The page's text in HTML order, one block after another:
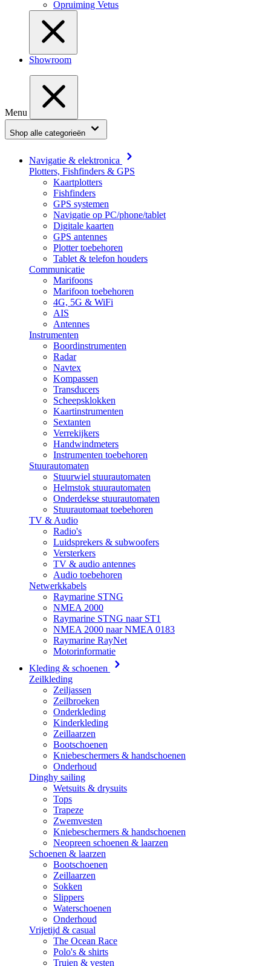
Opruiming Vetus
Showroom
Menu
Shop alle categorieën
Navigatie & elektronica
Plotters, Fishfinders & GPS
Kaartplotters
Fishfinders
GPS systemen
Navigatie op PC/phone/tablet
Digitale kaarten
GPS antennes
Plotter toebehoren
Tablet & telefon houders
Communicatie
Marifoons
Marifoon toebehoren
4G, 5G & WiFi
AIS
Antennes
Instrumenten
Boordinstrumenten
Radar
Navtex
Kompassen
Transducers
Scheepsklokken
Kaartinstrumenten
Sextanten
Verrekijkers
Handwindmeters
Instrumenten toebehoren
Stuurautomaten
Stuurwiel stuurautomaten
Helmstok stuurautomaten
Onderdekse stuurautomaten
Stuurautomaat toebehoren
TV & Audio
Radio's
Luidsprekers & subwoofers
Versterkers
TV & audio antennes
Audio toebehoren
Netwerkkabels
Raymarine STNG
NMEA 2000
Raymarine STNG naar ST1
NMEA 2000 naar NMEA 0183
Raymarine RayNet
Motorinformatie
Kleding & schoenen
Zeilkleding
Zeiljassen
Zeilbroeken
Onderkleding
Kinderkleding
Zeillaarzen
Bootschoenen
Kniebeschermers & handschoenen
Onderhoud
Dinghy sailing
Wetsuits & drysuits
Tops
Trapeze
Zwemvesten
Kniebeschermers & handschoenen
Neopreen schoenen & laarzen
Schoenen & laarzen
Bootschoenen
Zeillaarzen
Sokken
Slippers
Waterschoenen
Onderhoud
Vrijetijd & casual
The Ocean Race
Polo's & shirts
Truien & vesten